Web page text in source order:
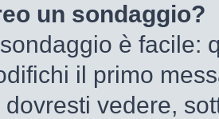
un sondaggio?
è facile:
il primo
vedere,